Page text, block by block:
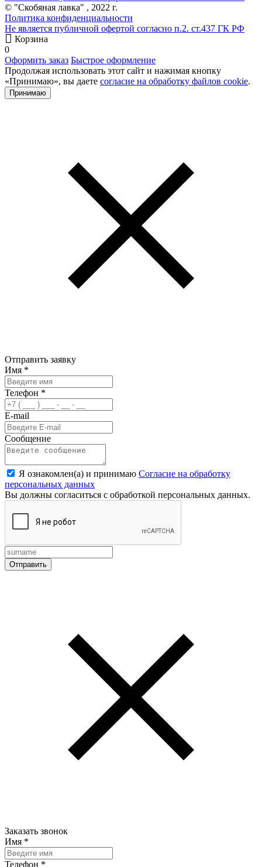
© "Скобяная лавка" , 2022 г.
Политика конфиденциальности
Не является публичной офертой согласно п.2. ст.437 ГК РФ
Корзина
0
Оформить заказ Быстрое оформление
Продолжая использовать этот сайт и нажимая кнопку
«Принимаю», вы даете согласие на обработку файлов cookie.
Принимаю
Отправить заявку
Имя *
Телефон *
E-mail
Сообщение
Я ознакомлен(а) и принимаю Согласие на обработку
персональных данных
Вы должны согласиться с обработкой персональных данных.
Заказать звонок
Имя *
Телефон *